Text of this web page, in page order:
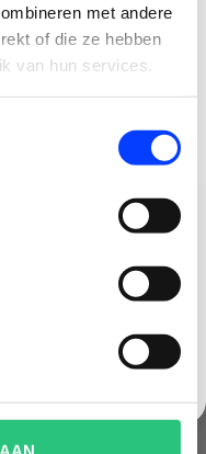
met andere
of die ze hebben
van hun services.
DJI NEO 2 KOFFER
JE EERSTE